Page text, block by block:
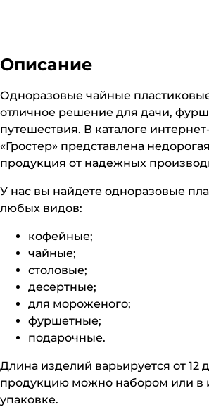
Описание
Одноразовые чайные
отличное решение для дачи,
путешествия. В каталоге
«Гростер» представлена
продукция от надежных
У нас вы найдете одноразовые
любых видов:
кофейные;
чайные;
столовые;
десертные;
для мороженого;
фуршетные;
подарочные.
Длина изделий варьируется от 12
продукцию можно набором или в
упаковке.